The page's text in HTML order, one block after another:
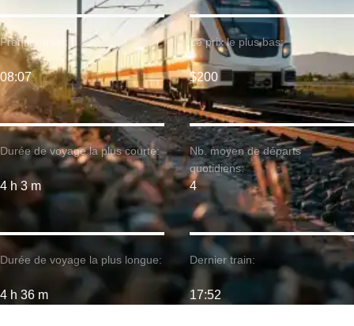
Durée de voyage la plus courte:
4 h 3 m
Premier train:
08:07
Durée de voyage la plus longue:
4 h 36 m
Le prix le plus bas:
$200
Nb. moyen de départs
quotidiens:
4
Dernier train:
17:52